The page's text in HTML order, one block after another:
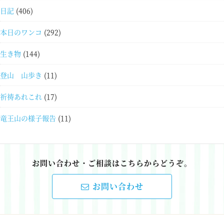
日記 (406)
本日のワンコ (292)
生き物 (144)
登山 山歩き (11)
祈祷あれこれ (17)
竜王山の様子報告 (11)
お問い合わせ・ご相談はこちらからどうぞ。
お問い合わせ